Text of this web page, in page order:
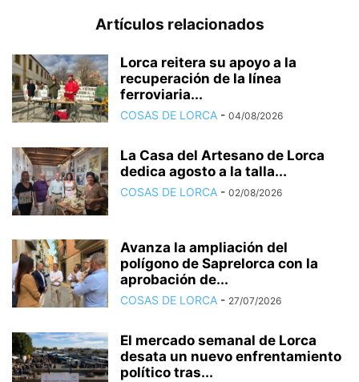
Artículos relacionados
Lorca reitera su apoyo a la
recuperación de la línea
ferroviaria...
COSAS DE LORCA - 04/08/2026
La Casa del Artesano de Lorca
dedica agosto a la talla...
COSAS DE LORCA - 02/08/2026
Avanza la ampliación del
polígono de Saprelorca con la
aprobación de...
COSAS DE LORCA - 27/07/2026
El mercado semanal de Lorca
desata un nuevo enfrentamiento
político tras...